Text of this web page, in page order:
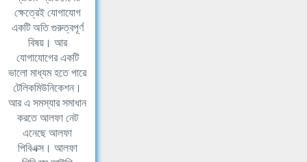
ক্ষেত্রেই যোগাযোগ
একটি অতি গুরুত্বপূর্ণ
বিষয়। আর
যোগাযোগের একটি
ভালো মাধ্যম হতে পারে
টেলিকমিউনিকেশন।
আর এ সমস্যার সমাধান
করতে আলফা নেট
এনেছে আলফা
পিবিএক্স। আলফা